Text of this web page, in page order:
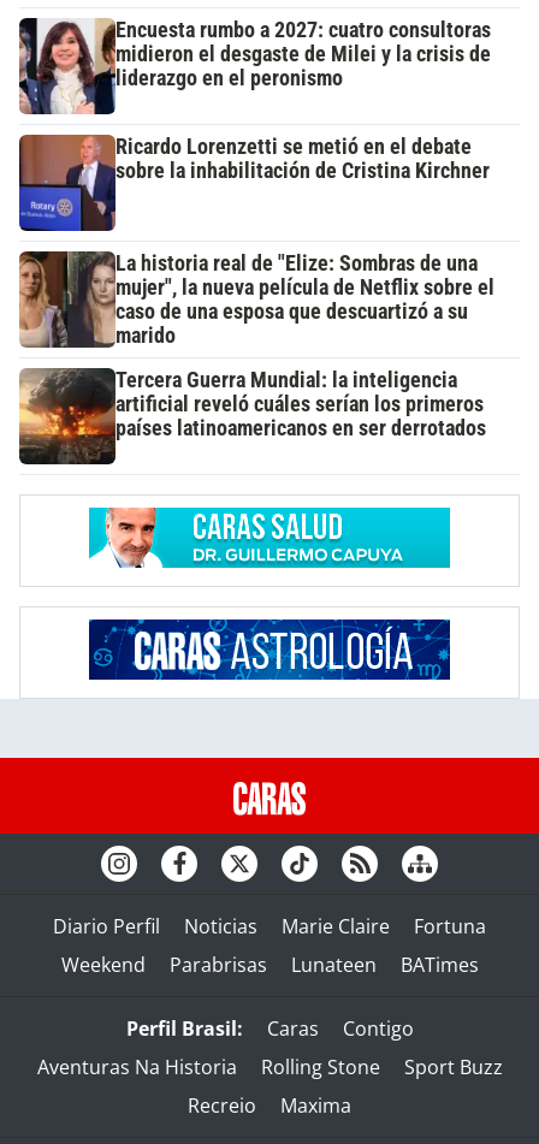
Encuesta rumbo a 2027: cuatro consultoras
midieron el desgaste de Milei y la crisis de
liderazgo en el peronismo
Ricardo Lorenzetti se metió en el debate
sobre la inhabilitación de Cristina Kirchner
La historia real de "Elize: Sombras de una
mujer", la nueva película de Netflix sobre el
caso de una esposa que descuartizó a su
marido
Tercera Guerra Mundial: la inteligencia
artificial reveló cuáles serían los primeros
países latinoamericanos en ser derrotados
Diario Perfil Noticias Marie Claire
Fortuna
Weekend
Parabrisas Lunateen BATimes
Perfil Brasil: Caras
Contigo
Aventuras Na Historia
Rolling Stone
Sport Buzz
Recreio
Maxima